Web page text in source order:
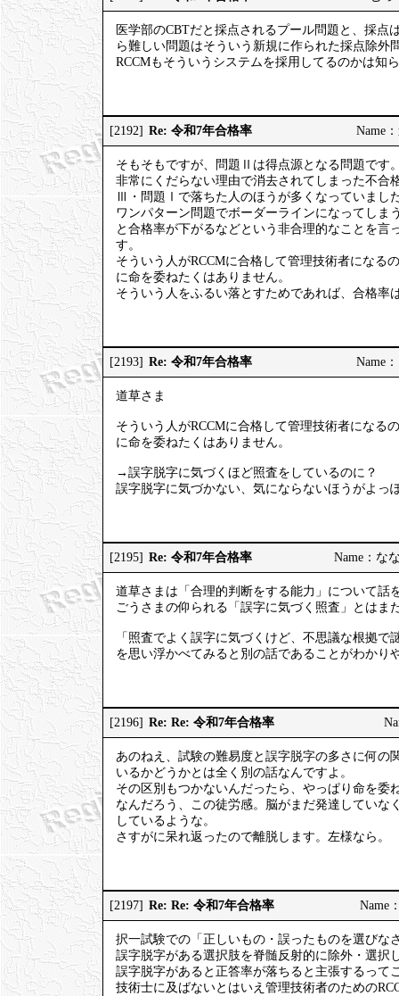
医学部のCBTだと採点されるプール問題と、採
ら難しい問題はそういう新規に作られた採点除外
RCCMもそういうシステムを採用してるのかは知
[2192] Re: 令和7年合格率 Name
そもそもですが、問題Ⅱは得点源となる問題です
非常にくだらない理由で消去されてしまった不
Ⅲ・問題Ⅰで落ちた人のほうが多くなっていまし
ワンパターン問題でボーダーラインになってし
と合格率が下がるなどという非合理的なことを
す。
そういう人がRCCMに合格して管理技術者になる
に命を委ねたくはありません。
そういう人をふるい落とすためであれば、合格率
[2193] Re: 令和7年合格率 Name
道草さま
そういう人がRCCMに合格して管理技術者になる
に命を委ねたくはありません。
→誤字脱字に気づくほど照査をしているのに？
誤字脱字に気づかない、気にならないほうがよっ
[2195] Re: 令和7年合格率 Name：な
道草さまは「合理的判断をする能力」について話
ごうさまの仰られる「誤字に気づく照査」とはま
「照査でよく誤字に気づくけど、不思議な根拠で
を思い浮かべてみると別の話であることがわかり
[2196] Re: Re: 令和7年合格率
あのねえ、試験の難易度と誤字脱字の多さに何の
いるかどうかとは全く別の話なんですよ。
その区別もつかないんだったら、やっぱり命を委
なんだろう、この徒労感。脳がまだ発達してい
しているような。
さすがに呆れ返ったので離脱します。左様なら。
[2197] Re: Re: 令和7年合格率 Name
択一試験での「正しいもの・誤ったものを選びな
誤字脱字がある選択肢を脊髄反射的に除外・選択
誤字脱字があると正答率が落ちると主張するって
技術士に及ばないとはいえ管理技術者のための